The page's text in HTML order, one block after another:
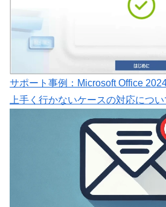
サポート事例：Microsoft Office
上手く行かないケースの対応につい